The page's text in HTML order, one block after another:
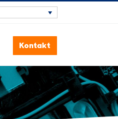
Kontakt